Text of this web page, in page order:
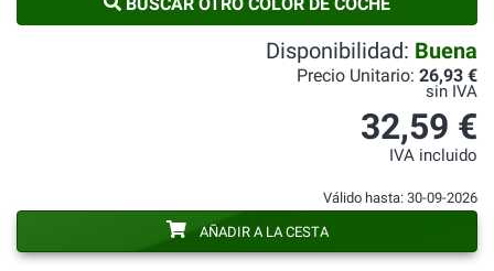
Disponibilidad: Buena
Precio Unitario: 26,93 €
sin IVA
32,59 €
IVA incluido
Válido hasta: 30-09-2026
AÑADIR A LA CESTA